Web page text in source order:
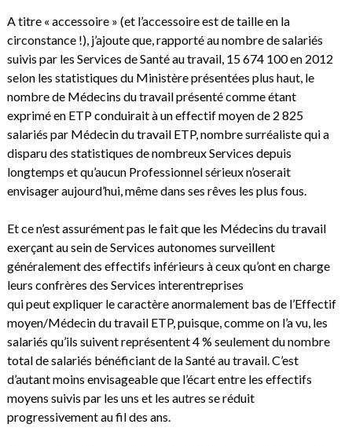
A titre « accessoire » (et l’accessoire est de taille en la
circonstance !), j’ajoute que, rapporté au nombre de salariés
suivis par les Services de Santé au travail, 15 674 100 en 2012
selon les statistiques du Ministère présentées plus haut, le
nombre de Médecins du travail présenté comme étant
exprimé en ETP conduirait à un effectif moyen de 2 825
salariés par Médecin du travail ETP, nombre surréaliste qui a
disparu des statistiques de nombreux Services depuis
longtemps et qu’aucun Professionnel sérieux n’oserait
envisager aujourd’hui, même dans ses rêves les plus fous.
Et ce n’est assurément pas le fait que les Médecins du travail
exerçant au sein de Services autonomes surveillent
généralement des effectifs inférieurs à ceux qu’ont en charge
leurs confrères des Services interentreprises
qui peut expliquer le caractère anormalement bas de l’Effectif
moyen/Médecin du travail ETP, puisque, comme on l’a vu, les
salariés qu’ils suivent représentent 4 % seulement du nombre
total de salariés bénéficiant de la Santé au travail. C’est
d’autant moins envisageable que l’écart entre les effectifs
moyens suivis par les uns et les autres se réduit
progressivement au fil des ans.